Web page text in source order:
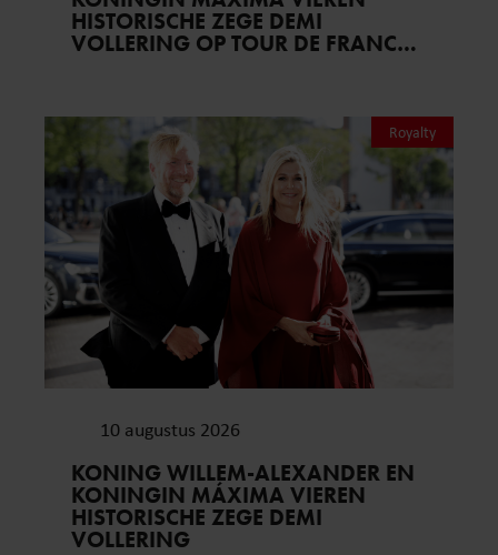
HISTORISCHE ZEGE DEMI
VOLLERING OP TOUR DE FRANCE
Royalty
10 augustus 2026
KONING WILLEM-ALEXANDER EN
KONINGIN MÁXIMA VIEREN
HISTORISCHE ZEGE DEMI
VOLLERING